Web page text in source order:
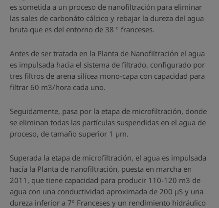
es sometida a un proceso de nanofiltración para eliminar
las sales de carbonáto cálcico y rebajar la dureza del agua
bruta que es del entorno de 38 º franceses.
Antes de ser tratada en la Planta de Nanofiltración el agua
es impulsada hacia el sistema de filtrado, configurado por
tres filtros de arena silícea mono-capa con capacidad para
filtrar 60 m3/hora cada uno.
Seguidamente, pasa por la etapa de microfiltración, donde
se eliminan todas las partículas suspendidas en el agua de
proceso, de tamaño superior 1 µm.
Superada la etapa de microfiltración, el agua es impulsada
hacía la Planta de nanofiltración, puesta en marcha en
2011, que tiene capacidad para producir 110-120 m3 de
agua con una conductividad aproximada de 200 µS y una
dureza inferior a 7º Franceses y un rendimiento hidráulico